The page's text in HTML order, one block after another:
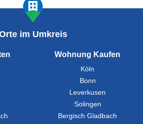
im Umkreis
Wohnung Kaufen
Köln
Bonn
Leverkusen
Solingen
Bergisch Gladbach